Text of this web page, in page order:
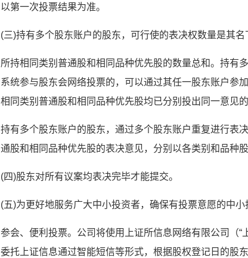
以第一次投票结果为准。
(三)持有多个股东账户的股东，可行使的表决权数量是其名
所持相同类别普通股和相同品种优先股的数量总和。持有
系统参与股东会网络投票的，可以通过其任一股东账户参
相同类别普通股和相同品种优先股均已分别投出同一意见的
持有多个股东账户的股东，通过多个股东账户重复进行表
通股和相同品种优先股的表决意见，分别以各类别和品种
(四)股东对所有议案均表决完毕才能提交。
(五)为更好地服务广大中小投资者，确保有投票意愿的中
参会、便利投票。公司将使用上证所信息网络有限公司（“
委托上证信息通过智能短信等形式，根据股权登记日的股